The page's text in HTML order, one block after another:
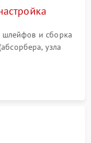
шлейфов и сборка
узла
программная
сканера.